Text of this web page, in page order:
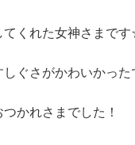
てくれた女神さまで
しぐさがかわいかった
かれさまでした！